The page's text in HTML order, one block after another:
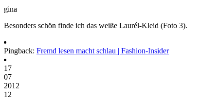
gina
Besonders schön finde ich das weiße Laurél-Kleid (Foto 3).
Pingback: Fremd lesen macht schlau | Fashion-Insider
17
07
2012
12